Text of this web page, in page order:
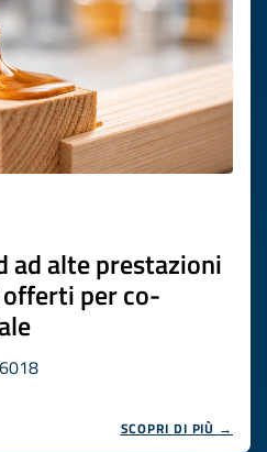
ad alte prestazioni
per co-
SCOPRI DI PIÙ →